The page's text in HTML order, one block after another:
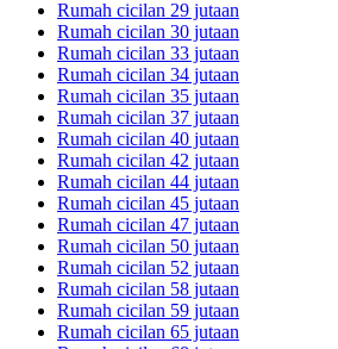
Rumah cicilan 29 jutaan
Rumah cicilan 30 jutaan
Rumah cicilan 33 jutaan
Rumah cicilan 34 jutaan
Rumah cicilan 35 jutaan
Rumah cicilan 37 jutaan
Rumah cicilan 40 jutaan
Rumah cicilan 42 jutaan
Rumah cicilan 44 jutaan
Rumah cicilan 45 jutaan
Rumah cicilan 47 jutaan
Rumah cicilan 50 jutaan
Rumah cicilan 52 jutaan
Rumah cicilan 58 jutaan
Rumah cicilan 59 jutaan
Rumah cicilan 65 jutaan